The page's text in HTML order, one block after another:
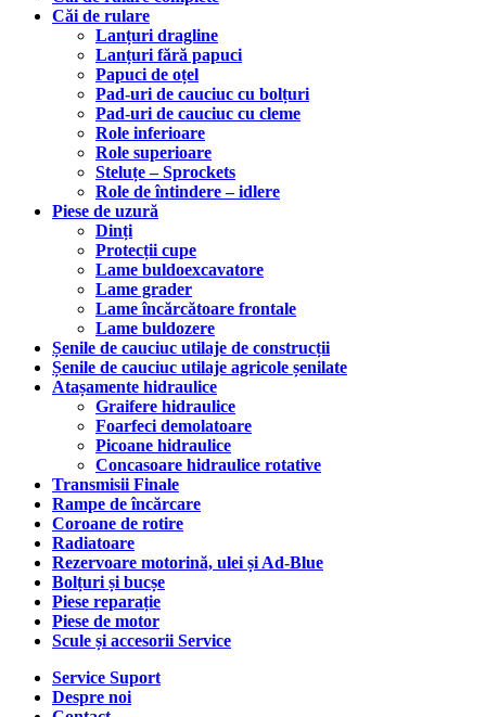
Căi de rulare
Lanțuri dragline
Lanțuri fără papuci
Papuci de oțel
Pad-uri de cauciuc cu bolțuri
Pad-uri de cauciuc cu cleme
Role inferioare
Role superioare
Steluțe – Sprockets
Role de întindere – idlere
Piese de uzură
Dinți
Protecții cupe
Lame buldoexcavatore
Lame grader
Lame încărcătoare frontale
Lame buldozere
Șenile de cauciuc utilaje de construcții
Șenile de cauciuc utilaje agricole șenilate
Atașamente hidraulice
Graifere hidraulice
Foarfeci demolatoare
Picoane hidraulice
Concasoare hidraulice rotative
Transmisii Finale
Rampe de încărcare
Coroane de rotire
Radiatoare
Rezervoare motorină, ulei și Ad-Blue
Bolțuri și bucșe
Piese reparație
Piese de motor
Scule și accesorii Service
Service Suport
Despre noi